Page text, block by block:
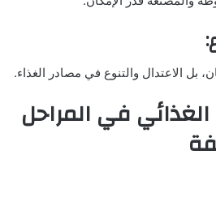
بل الاعتدال والتنوع في مصادر الغذاء.
في المراحل